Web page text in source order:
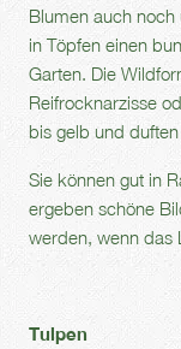
Blumen auch
in Töpfen einen
Garten. Die
Reifrocknarzisse
bis gelb und
Sie können gut in
ergeben schöne
werden, wenn das
Tulpen